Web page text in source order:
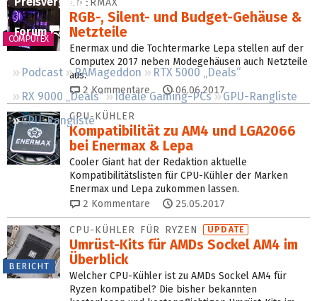
Forum
Podcast RAMageddon
RTX 5000 „Deals“
RX 9000 „Deals“
Ideale Gaming-PCs
GPU-Rangliste
CPU-Rangliste
COMPUTEX
RGB-, Silent- und Budget-Gehäuse &
Netzteile
Enermax und die Tochtermarke Lepa stellen auf der
Computex 2017 neben Modegehäusen auch Netzteile
aus.
2 Kommentare 06.06.2017
CPU-KÜHLER
Kompatibilität zu AM4 und LGA2066
bei Enermax & Lepa
Cooler Giant hat der Redaktion aktuelle
Kompatibilitätslisten für CPU-Kühler der Marken
Enermax und Lepa zukommen lassen.
2 Kommentare 25.05.2017
BERICHT
CPU-KÜHLER FÜR RYZEN UPDATE
Umrüst-Kits für AMDs Sockel AM4 im
Überblick
Welcher CPU-Kühler ist zu AMDs Sockel AM4 für
Ryzen kompatibel? Die bisher bekannten